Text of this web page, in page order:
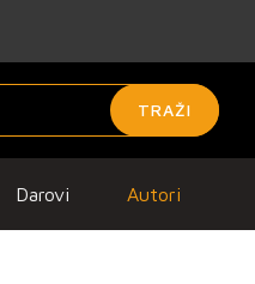
TRAŽI
Darovi Autori